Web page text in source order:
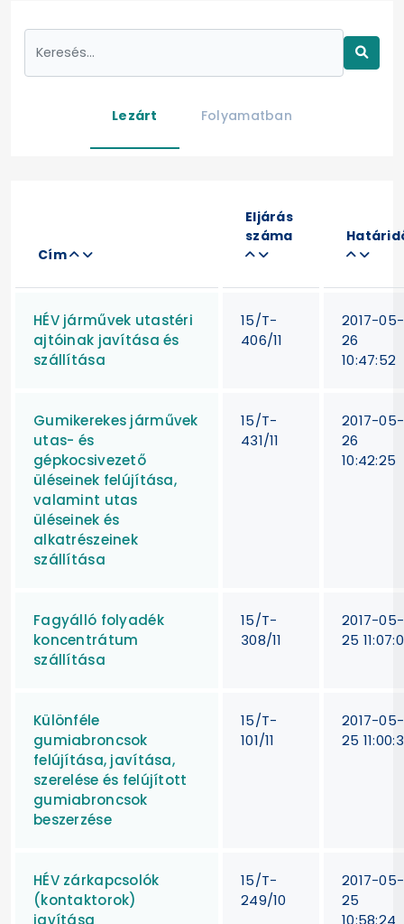
Lezárt Folyamatban
Cím
Eljárás
száma
HÉV járművek utastéri
ajtóinak javítása és
szállítása
15/T-
406/11
2017-05-
26
10:47:52
Gumikerekes járművek
utas- és
gépkocsivezető
üléseinek felújítása,
valamint utas
üléseinek és
alkatrészeinek
szállítása
15/T-
431/11
2017-05-
26
10:42:25
Fagyálló folyadék
koncentrátum
szállítása
15/T-
308/11
2017-05-
25
Különféle
gumiabroncsok
felújítása, javítása,
szerelése és felújított
gumiabroncsok
beszerzése
15/T-
101/11
2017-05-
25
HÉV zárkapcsolók
(kontaktorok)
javítása
15/T-
249/10
2017-05-
25
10:58:24